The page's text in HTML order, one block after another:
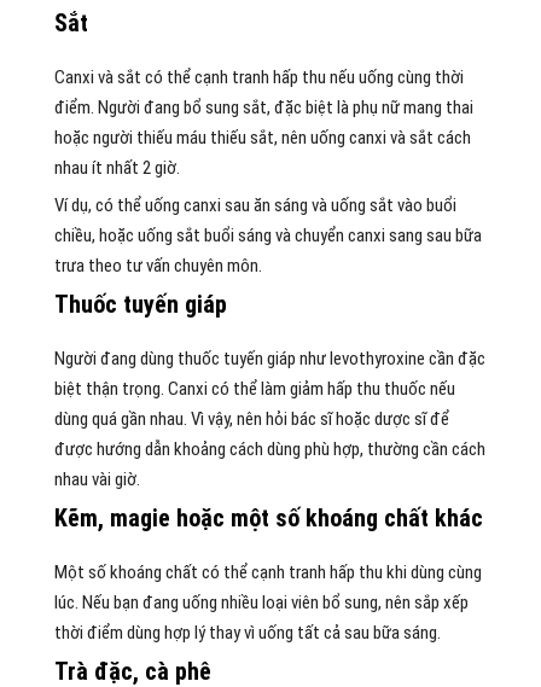
Sắt
Canxi và sắt có thể cạnh tranh hấp thu nếu uống cùng thời
điểm. Người đang bổ sung sắt, đặc biệt là phụ nữ mang thai
hoặc người thiếu máu thiếu sắt, nên uống canxi và sắt cách
nhau ít nhất 2 giờ.
Ví dụ, có thể uống canxi sau ăn sáng và uống sắt vào buổi
chiều, hoặc uống sắt buổi sáng và chuyển canxi sang sau bữa
trưa theo tư vấn chuyên môn.
Thuốc tuyến giáp
Người đang dùng thuốc tuyến giáp như levothyroxine cần đặc
biệt thận trọng. Canxi có thể làm giảm hấp thu thuốc nếu
dùng quá gần nhau. Vì vậy, nên hỏi bác sĩ hoặc dược sĩ để
được hướng dẫn khoảng cách dùng phù hợp, thường cần cách
nhau vài giờ.
Kẽm, magie hoặc một số khoáng chất khác
Một số khoáng chất có thể cạnh tranh hấp thu khi dùng cùng
lúc. Nếu bạn đang uống nhiều loại viên bổ sung, nên sắp xếp
thời điểm dùng hợp lý thay vì uống tất cả sau bữa sáng.
Trà đặc, cà phê